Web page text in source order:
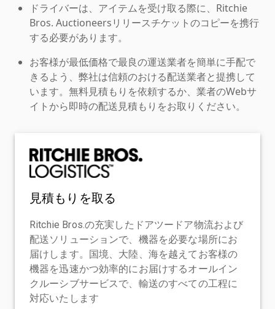
ドライバーは、アイテムを受け取る際に、Ritchie
Bros. Auctioneersリリースチケットのコピーを携行
する必要があります。
お客様が最低価格で最良の運送業者を簡単に手配で
きるよう、弊社は信頼のおける配送業者と提携して
います。無料見積もりを依頼するか、業者のWebサ
イトから即時の配送見積もりをお取りください。
見積もりを取る
Ritchie Bros.の充実したドアツードア物流および
配送ソリューションで、機器を必要な場所にお
届けします。国境、大陸、海を越えてお客様の
機器を迅速かつ効率的にお届けするオールイン
クルーシブサービスで、輸送のすべての工程に
対応いたします